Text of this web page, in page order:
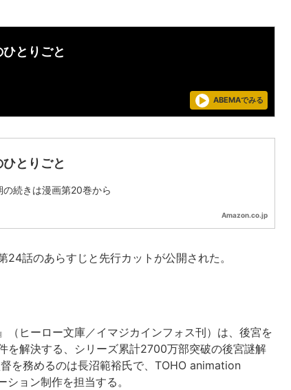
とりごと
ABEMAでみる
とりごと
の続きは漫画第20巻から
Amazon.co.jp
24話のあらすじと先行カットが公開された。
ヒーロー文庫／イマジカインフォス刊）は、後宮を
を解決する、シリーズ累計2700万部突破の後宮謎解
を務めるのは長沼範裕氏で、TOHO animation
ョン制作を担当する。